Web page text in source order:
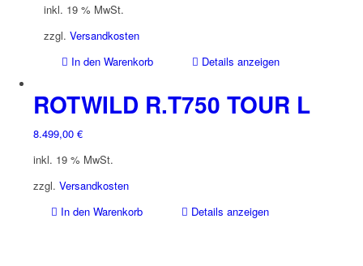
werden
war:
4.899,00 €
inkl. 19 % MwSt.
zzgl. Versandkosten
In den Warenkorb
Details anzeigen
ROTWILD R.T750 TOUR L
8.499,00 €
inkl. 19 % MwSt.
zzgl. Versandkosten
In den Warenkorb
Details anzeigen